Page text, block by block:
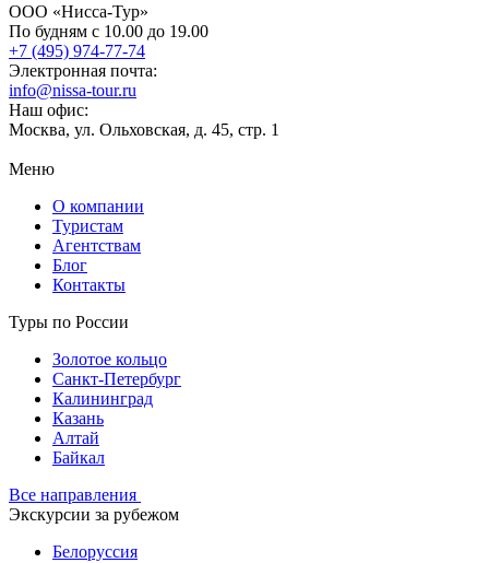
ООО «Нисса-Тур»
По будням с 10.00 до 19.00
+7 (495) 974-77-74
Электронная почта:
info@nissa-tour.ru
Наш офис:
Москва, ул. Ольховская, д. 45, стр. 1
Меню
О компании
Туристам
Агентствам
Блог
Контакты
Туры по России
Золотое кольцо
Санкт-Петербург
Калининград
Казань
Алтай
Байкал
Все направления
Экскурсии за рубежом
Белоруссия